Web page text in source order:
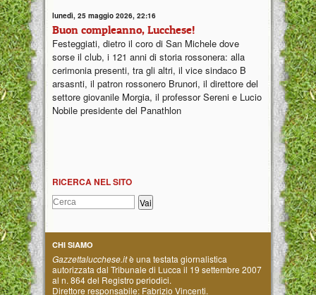
lunedì, 25 maggio 2026, 22:16
Buon compleanno, Lucchese!
Festeggiati, dietro il coro di San Michele dove
sorse il club, i 121 anni di storia rossonera: alla
cerimonia presenti, tra gli altri, il vice sindaco B
arsasnti, il patron rossonero Brunori, il direttore del
settore giovanile Morgia, il professor Sereni e Lucio
Nobile presidente del Panathlon
RICERCA NEL SITO
CHI SIAMO
Gazzettalucchese.itè una testata giornalistica
autorizzata dal Tribunale di Lucca il 19 settembre 2007
al n. 864 del Registro periodici.
Direttore responsabile: Fabrizio Vincenti.